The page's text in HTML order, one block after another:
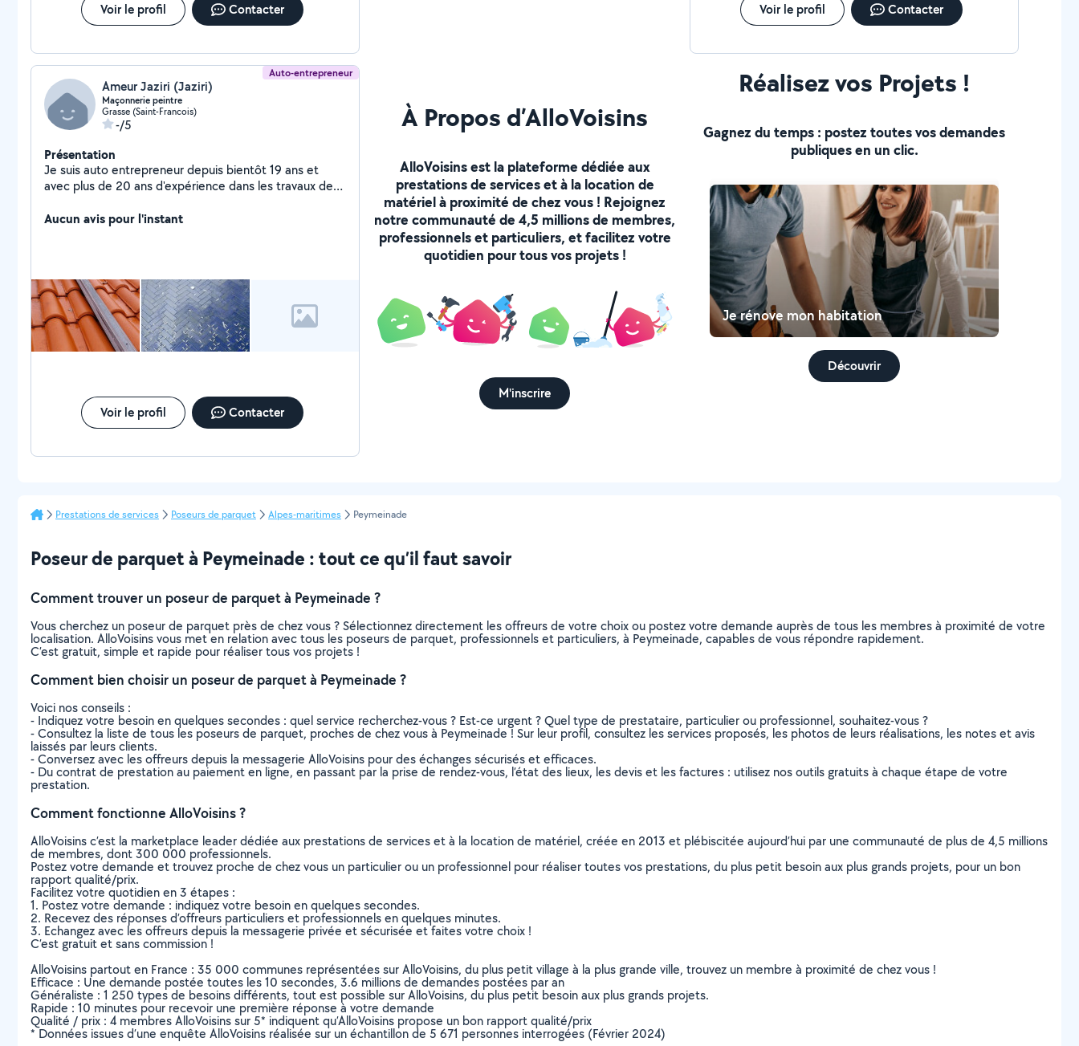
Voir le profil Contacter Voir le profil Contacter
Auto-entrepreneur
Ameur Jaziri (Jaziri)
Maçonnerie peintre
Grasse (Saint-Francois)
-/5
Présentation
Je suis auto entrepreneur depuis bientôt 19 ans et
avec plus de 20 ans d'expérience dans les travaux de
demolition montage ,toiture etc..) Experience de plus
attractif.
Aucun avis pour l'instant
Voir le profil Contacter
À Propos d’AlloVoisins
AlloVoisins est la plateforme dédiée aux
prestations de services et à la location de
matériel à proximité de chez vous ! Rejoignez
notre communauté de 4,5 millions de membres,
professionnels et particuliers, et facilitez votre
quotidien pour tous vos projets !
M'inscrire
Réalisez vos Projets !
Gagnez du temps : postez toutes vos demandes
publiques en un clic.
Je rénove mon habitation
Découvrir
Prestations de services Poseurs de parquet Alpes-maritimes Peymeinade
Poseur de parquet à Peymeinade : tout ce qu’il faut savoir
Comment trouver un poseur de parquet à Peymeinade ?
Vous cherchez un poseur de parquet près de chez vous ? Sélectionnez directement les offreurs de votre choix ou postez votre demande auprès de tous les membres à proximité de votre
localisation. AlloVoisins vous met en relation avec tous les poseurs de parquet, professionnels et particuliers, à Peymeinade, capables de vous répondre rapidement.
C’est gratuit, simple et rapide pour réaliser tous vos projets !
Comment bien choisir un poseur de parquet à Peymeinade ?
Voici nos conseils :
- Indiquez votre besoin en quelques secondes : quel service recherchez-vous ? Est-ce urgent ? Quel type de prestataire, particulier ou professionnel, souhaitez-vous ?
- Consultez la liste de tous les poseurs de parquet, proches de chez vous à Peymeinade ! Sur leur profil, consultez les services proposés, les photos de leurs réalisations, les notes et avis
laissés par leurs clients.
- Conversez avec les offreurs depuis la messagerie AlloVoisins pour des échanges sécurisés et efficaces.
- Du contrat de prestation au paiement en ligne, en passant par la prise de rendez-vous, l’état des lieux, les devis et les factures : utilisez nos outils gratuits à chaque étape de votre
prestation.
Comment fonctionne AlloVoisins ?
AlloVoisins c’est la marketplace leader dédiée aux prestations de services et à la location de matériel, créée en 2013 et plébiscitée aujourd’hui par une communauté de plus de 4,5 millions
de membres, dont 300 000 professionnels.
Postez votre demande et trouvez proche de chez vous un particulier ou un professionnel pour réaliser toutes vos prestations, du plus petit besoin aux plus grands projets, pour un bon
rapport qualité/prix.
Facilitez votre quotidien en 3 étapes :
1. Postez votre demande : indiquez votre besoin en quelques secondes.
2. Recevez des réponses d’offreurs particuliers et professionnels en quelques minutes.
3. Echangez avec les offreurs depuis la messagerie privée et sécurisée et faites votre choix !
C’est gratuit et sans commission !
AlloVoisins partout en France : 35 000 communes représentées sur AlloVoisins, du plus petit village à la plus grande ville, trouvez un membre à proximité de chez vous !
Efficace : Une demande postée toutes les 10 secondes, 3.6 millions de demandes postées par an
Généraliste : 1 250 types de besoins différents, tout est possible sur AlloVoisins, du plus petit besoin aux plus grands projets.
Rapide : 10 minutes pour recevoir une première réponse à votre demande
Qualité / prix : 4 membres AlloVoisins sur 5* indiquent qu’AlloVoisins propose un bon rapport qualité/prix
* Données issues d’une enquête AlloVoisins réalisée sur un échantillon de 5 671 personnes interrogées (Février 2024)